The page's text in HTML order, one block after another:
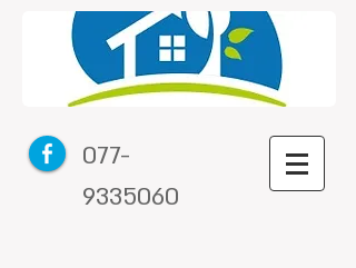
077-
9335060